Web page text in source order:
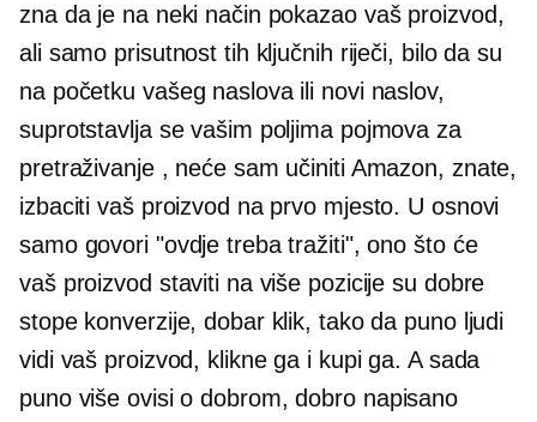
zna da je na neki način pokazao vaš proizvod,
ali samo prisutnost tih ključnih riječi, bilo da su
na početku vašeg naslova ili novi naslov,
suprotstavlja se vašim poljima pojmova za
pretraživanje , neće sam učiniti Amazon, znate,
izbaciti vaš proizvod na prvo mjesto. U osnovi
samo govori "ovdje treba tražiti", ono što će
vaš proizvod staviti na više pozicije su dobre
stope konverzije, dobar klik, tako da puno ljudi
vidi vaš proizvod, klikne ga i kupi ga. A sada
puno više ovisi o dobrom,dobro napisano